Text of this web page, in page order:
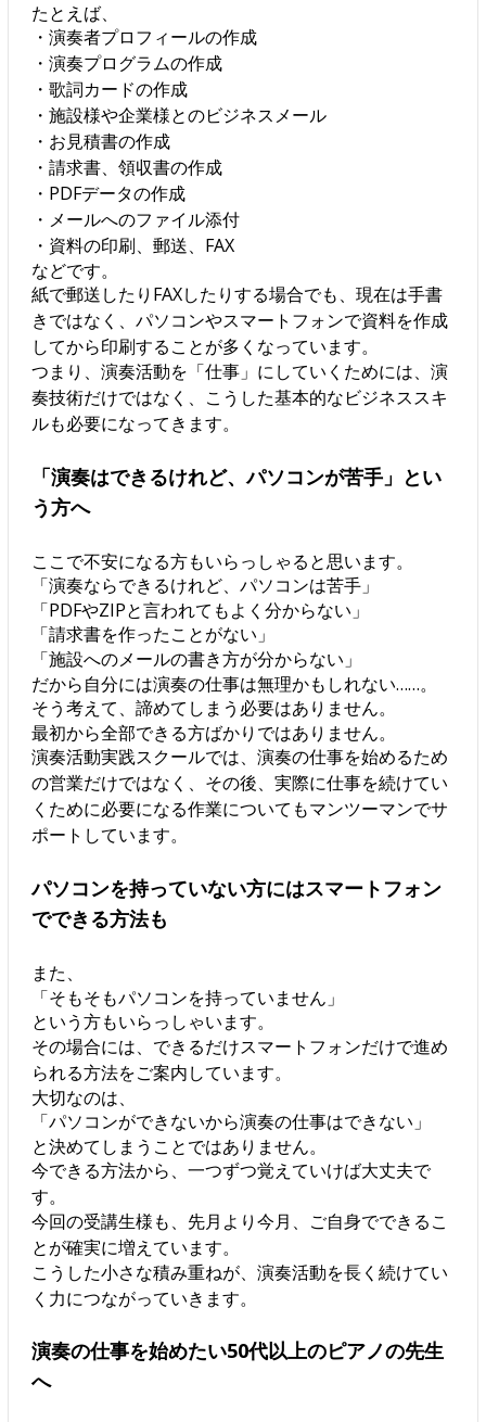
たとえば、
・演奏者プロフィールの作成
・演奏プログラムの作成
・歌詞カードの作成
・施設様や企業様とのビジネスメール
・お見積書の作成
・請求書、領収書の作成
・PDFデータの作成
・メールへのファイル添付
・資料の印刷、郵送、FAX
などです。
紙で郵送したりFAXしたりする場合でも、現在は手書
きではなく、パソコンやスマートフォンで資料を作成
してから印刷することが多くなっています。
つまり、演奏活動を「仕事」にしていくためには、演
奏技術だけではなく、こうした基本的なビジネススキ
ルも必要になってきます。
「演奏はできるけれど、パソコンが苦手」とい
う方へ
ここで不安になる方もいらっしゃると思います。
「演奏ならできるけれど、パソコンは苦手」
「PDFやZIPと言われてもよく分からない」
「請求書を作ったことがない」
「施設へのメールの書き方が分からない」
だから自分には演奏の仕事は無理かもしれない……。
そう考えて、諦めてしまう必要はありません。
最初から全部できる方ばかりではありません。
演奏活動実践スクールでは、演奏の仕事を始めるため
の営業だけではなく、その後、実際に仕事を続けてい
くために必要になる作業についてもマンツーマンでサ
ポートしています。
パソコンを持っていない方にはスマートフォン
でできる方法も
また、
「そもそもパソコンを持っていません」
という方もいらっしゃいます。
その場合には、できるだけスマートフォンだけで進め
られる方法をご案内しています。
大切なのは、
「パソコンができないから演奏の仕事はできない」
と決めてしまうことではありません。
今できる方法から、一つずつ覚えていけば大丈夫で
す。
今回の受講生様も、先月より今月、ご自身でできるこ
とが確実に増えています。
こうした小さな積み重ねが、演奏活動を長く続けてい
く力につながっていきます。
演奏の仕事を始めたい50代以上のピアノの先生
へ